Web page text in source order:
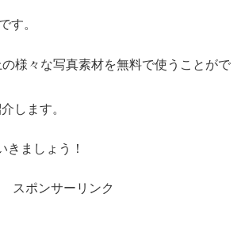
す。
様々な写真素材を無料で使うことがで
します。
きましょう！
スポンサーリンク